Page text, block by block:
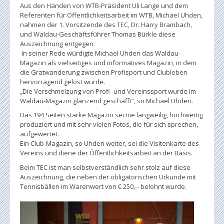
Aus den Händen von WTB-Präsident Uli Lange und dem
Referenten für Öffentlichkeitsarbeit im WTB, Michael Uhden,
nahmen der 1. Vorsitzende des TEC, Dr. Harry Brambach,
und Waldau-Geschäftsführer Thomas Bürkle diese
Auszeichnung entgegen.
In seiner Rede würdigte Michael Uhden das Waldau-
Magazin als vielseitiges und informatives Magazin, in dem
die Gratwanderung zwischen Profisport und Clubleben
hervorragend gelöst wurde.
„Die Verschmelzung von Profi- und Vereinssport wurde im
Waldau-Magazin glänzend geschafft“, so Michael Uhden.
Das 194 Seiten starke Magazin sei nie langweilig, hochwertig
produziert und mit sehr vielen Fotos, die für sich sprechen,
aufgewertet.
Ein Club-Magazin, so Uhden weiter, sei die Visitenkarte des
Vereins und diene der Öffentlichkeitsarbeit an der Basis.
Beim TEC ist man selbstverständlich sehr stolz auf diese
Auszeichnung, die neben der obligatorischen Urkunde mit
Tennisbällen im Warenwert von € 250,-- belohnt wurde.